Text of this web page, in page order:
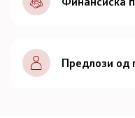
Документи
Записници и дневни
Советот
Предлози од